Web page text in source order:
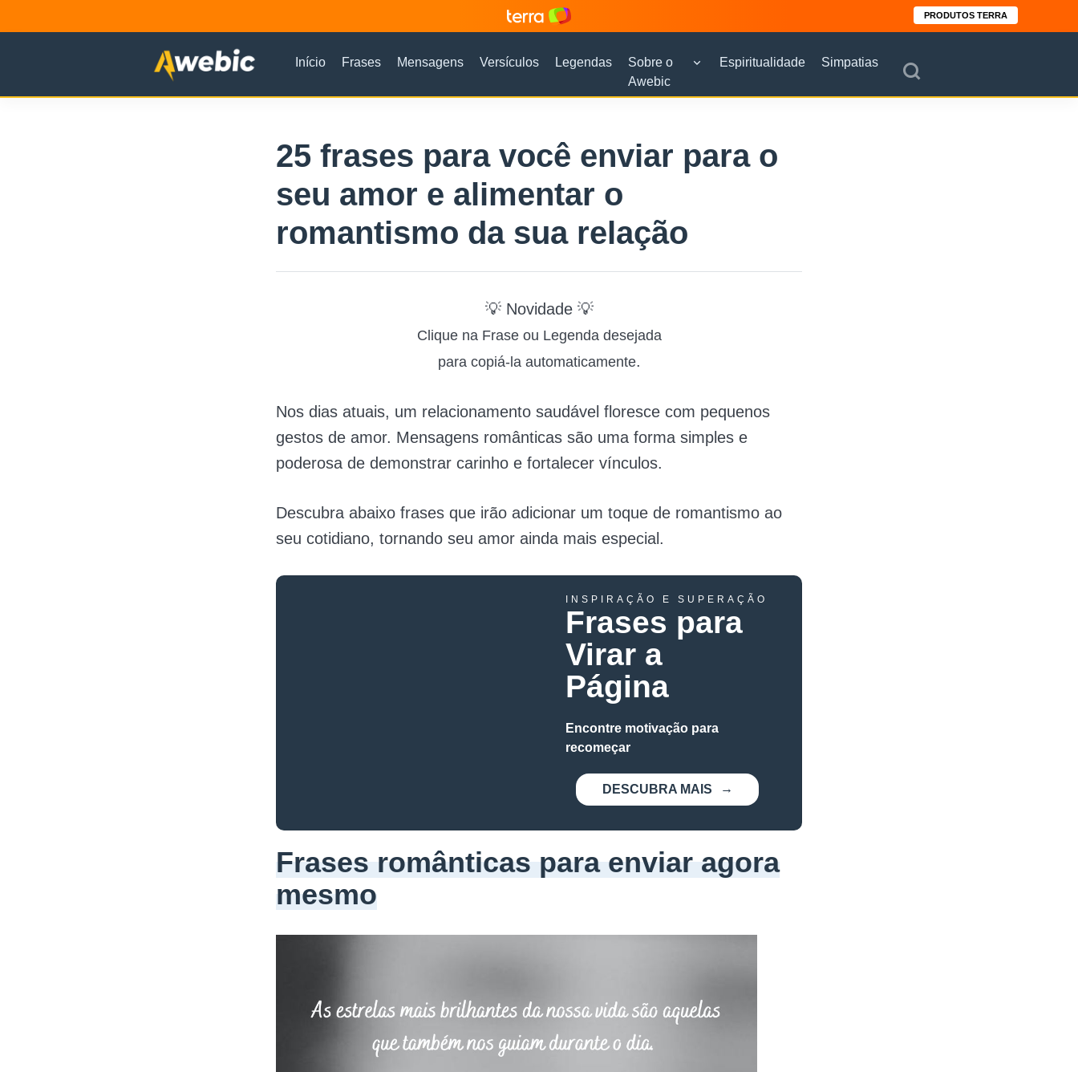
PRODUTOS TERRA
Início Frases Mensagens Versículos Legendas
Sobre o
Awebic
Espiritualidade Simpatias
25 frases para você enviar para o
seu amor e alimentar o
romantismo da sua relação
💡 Novidade 💡
Clique na Frase ou Legenda desejada
para copiá-la automaticamente.
Nos dias atuais, um relacionamento saudável floresce com pequenos
gestos de amor. Mensagens românticas são uma forma simples e
poderosa de demonstrar carinho e fortalecer vínculos.
Descubra abaixo frases que irão adicionar um toque de romantismo ao
seu cotidiano, tornando seu amor ainda mais especial.
INSPIRAÇÃO E SUPERAÇÃO
Frases para
Virar a
Página
Encontre motivação para
recomeçar
DESCUBRA MAIS
Frases românticas para enviar agora
mesmo